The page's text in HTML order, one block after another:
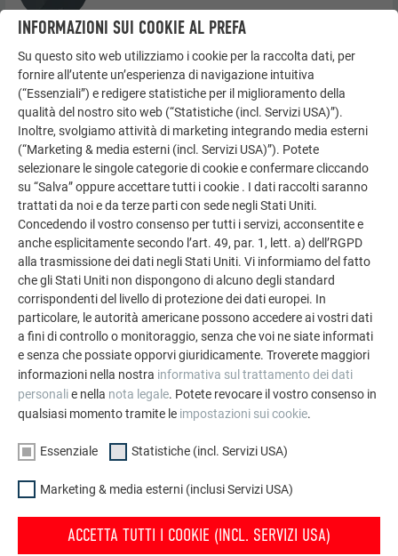
Scaglia per facciata 29 × 29
Scaglia per facciata 44 × 44
Pannello per facciata FX.12
Tegola
INFORMAZIONI SUI COOKIE AL PREFA
Su questo sito web utilizziamo i cookie per la raccolta dati, per
fornire all’utente un’esperienza di navigazione intuitiva
(“Essenziali”) e redigere statistiche per il miglioramento della
qualità del nostro sito web (“Statistiche (incl. Servizi USA)”).
Inoltre, svolgiamo attività di marketing integrando media esterni
(“Marketing & media esterni (incl. Servizi USA)”). Potete
selezionare le singole categorie di cookie e confermare cliccando
su “Salva” oppure accettare tutti i cookie . I dati raccolti saranno
trattati da noi e da terze parti con sede negli Stati Uniti.
Concedendo il vostro consenso per tutti i servizi, acconsentite e
anche esplicitamente secondo l’art. 49, par. 1, lett. a) dell’RGPD
alla trasmissione dei dati negli Stati Uniti. Vi informiamo del fatto
che gli Stati Uniti non dispongono di alcuno degli standard
corrispondenti del livello di protezione dei dati europei. In
particolare, le autorità americane possono accedere ai vostri dati
a fini di controllo o monitoraggio, senza che voi ne siate informati
e senza che possiate opporvi giuridicamente. Troverete maggiori
informazioni nella nostra informativa sul trattamento dei dati
personalie nella nota legale. Potete revocare il vostro consenso in
qualsiasi momento tramite le impostazioni sui cookie.
Essenziale Statistiche (incl. Servizi USA)
Marketing & media esterni (inclusi Servizi USA)
ACCETTA TUTTI I COOKIE (INCL. SERVIZI USA)